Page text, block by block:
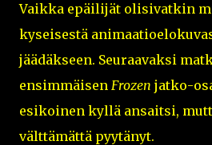
Vaikka epäilijät olisivatkin
kyseisestä
jäädäkseen. Seuraavaksi
ensimmäisen Frozen jatko-
esikoinen kyllä ansaitsi,
välttämättä pyytänyt.